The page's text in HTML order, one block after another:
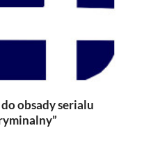
obsady serialu